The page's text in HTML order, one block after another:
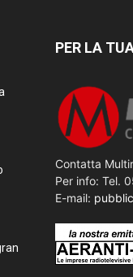
PER LA
Contatta
Per info: Tel.
E-mail: